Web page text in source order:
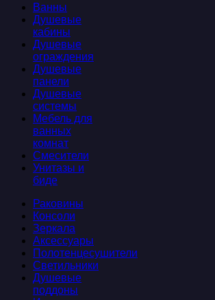
Ванны
Душевые
кабины
Душевые
ограждения
Душевые
панели
Душевые
системы
Мебель для
ванных
комнат
Смесители
Унитазы и
биде
Раковины
Консоли
Зеркала
Аксессуары
Полотенцесушители
Светильники
Душевые
поддоны